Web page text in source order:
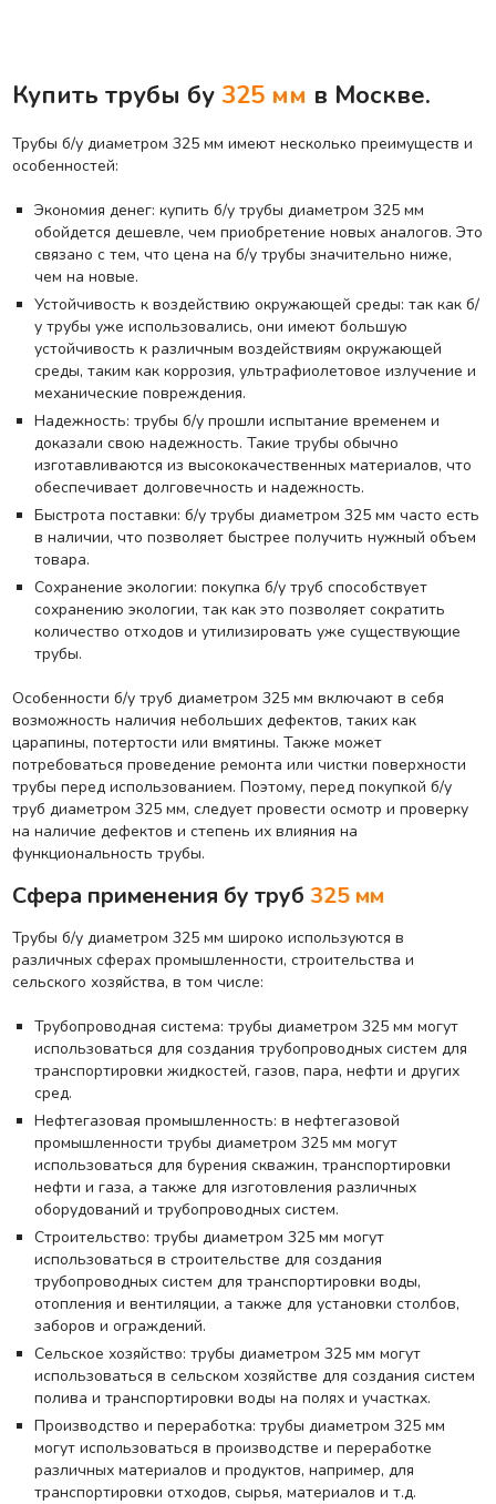
Купить трубы бу 325 мм в Москве.
Трубы б/у диаметром 325 мм имеют несколько преимуществ и
особенностей:
Экономия денег: купить б/у трубы диаметром 325 мм
обойдется дешевле, чем приобретение новых аналогов. Это
связано с тем, что цена на б/у трубы значительно ниже,
чем на новые.
Устойчивость к воздействию окружающей среды: так как б/
у трубы уже использовались, они имеют большую
устойчивость к различным воздействиям окружающей
среды, таким как коррозия, ультрафиолетовое излучение и
механические повреждения.
Надежность: трубы б/у прошли испытание временем и
доказали свою надежность. Такие трубы обычно
изготавливаются из высококачественных материалов, что
обеспечивает долговечность и надежность.
Быстрота поставки: б/у трубы диаметром 325 мм часто есть
в наличии, что позволяет быстрее получить нужный объем
товара.
Сохранение экологии: покупка б/у труб способствует
сохранению экологии, так как это позволяет сократить
количество отходов и утилизировать уже существующие
трубы.
Особенности б/у труб диаметром 325 мм включают в себя
возможность наличия небольших дефектов, таких как
царапины, потертости или вмятины. Также может
потребоваться проведение ремонта или чистки поверхности
трубы перед использованием. Поэтому, перед покупкой б/у
труб диаметром 325 мм, следует провести осмотр и проверку
на наличие дефектов и степень их влияния на
функциональность трубы.
Сфера применения бу труб 325 мм
Трубы б/у диаметром 325 мм широко используются в
различных сферах промышленности, строительства и
сельского хозяйства, в том числе:
Трубопроводная система: трубы диаметром 325 мм могут
использоваться для создания трубопроводных систем для
транспортировки жидкостей, газов, пара, нефти и других
сред.
Нефтегазовая промышленность: в нефтегазовой
промышленности трубы диаметром 325 мм могут
использоваться для бурения скважин, транспортировки
нефти и газа, а также для изготовления различных
оборудований и трубопроводных систем.
Строительство: трубы диаметром 325 мм могут
использоваться в строительстве для создания
трубопроводных систем для транспортировки воды,
отопления и вентиляции, а также для установки столбов,
заборов и ограждений.
Сельское хозяйство: трубы диаметром 325 мм могут
использоваться в сельском хозяйстве для создания систем
полива и транспортировки воды на полях и участках.
Производство и переработка: трубы диаметром 325 мм
могут использоваться в производстве и переработке
различных материалов и продуктов, например, для
транспортировки отходов, сырья, материалов и т.д.